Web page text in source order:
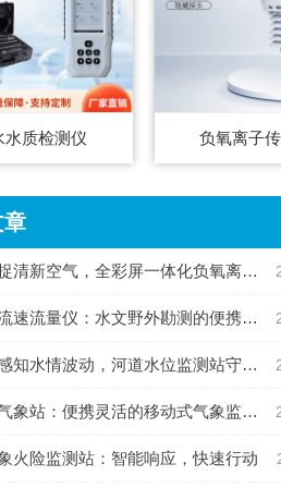
水质检测仪 负氧离子
章
空气，全彩屏一体化负氧离子监测站量化生态优势
流量仪：水文野外勘测的便携智能检测利器
水情波动，河道水位监测站守护流域河道安全
站：便携灵活的移动式气象监测智能设备
火险监测站：智能响应，快速行动